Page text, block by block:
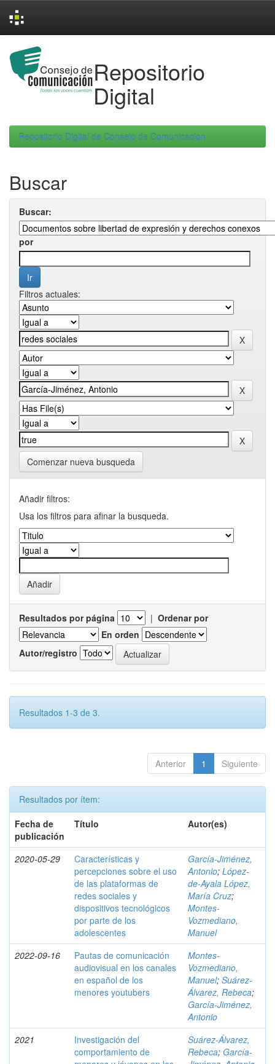
navigation
Repositorio
Digital
Repositorio Digital de Consejo de Comunicacion
Buscar
Buscar:
por
Filtros actuales:
Comenzar nueva busqueda
Añadir filtros:
Usa los filtros para afinar la busqueda.
Resultados por página | Ordenar por
En orden
Autor/registro
Resultados 1-3 de 3.
Anterior 1 Siguiente
Resultados por ítem:
Fecha de
publicación
Título Autor(es)
2020-05-29
Características y
percepciones sobre el uso
de las plataformas de
redes sociales y
dispositivos tecnológicos
por parte de los
adolescentes
García-Jiménez,
Antonio; López-
de-Ayala López,
María Cruz;
Montes-
Vozmediano,
Manuel
2022-09-16
Pautas de comunicación
audiovisual en los canales
en español de los
menores youtubers
Montes-
Vozmediano,
Manuel; Suárez-
Álvarez, Rebeca;
García-Jiménez,
Antonio
2021
Investigación del
comportamiento de
Suárez-Álvarez,
Rebeca; García-